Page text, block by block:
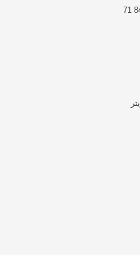
454 799 71 (+216) - 982 848 71